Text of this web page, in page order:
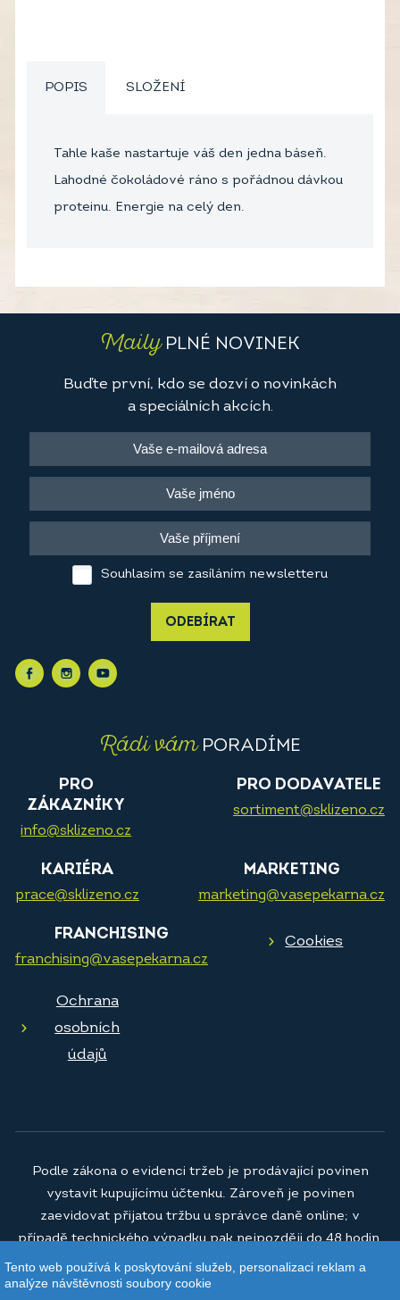
POPIS SLOŽENÍ
Tahle kaše nastartuje váš den jedna báseň.
Lahodné čokoládové ráno s pořádnou dávkou
proteinu. Energie na celý den.
MailyPLNÉ NOVINEK
Buďte první, kdo se dozví o novinkách
a speciálních akcích.
Souhlasím se zasíláním newsletteru
ODEBÍRAT
Rádi vámPORADÍME
PRO
ZÁKAZNÍKY
info@sklizeno.cz
PRO DODAVATELE
sortiment@sklizeno.cz
KARIÉRA
prace@sklizeno.cz
MARKETING
marketing@vasepekarna.cz
FRANCHISING
franchising@vasepekarna.cz
Cookies
Ochrana
osobních
údajů
© 2026Vaše pekárna a.s.
Podle zákona o evidenci tržeb je prodávající povinen
vystavit kupujícímu účtenku. Zároveň je povinen
zaevidovat přijatou tržbu u správce daně online; v
případě technického výpadku pak nejpozději do 48 hodin.
Tento web používá k poskytování služeb, personalizaci reklam a
analýze návštěvnosti soubory cookie